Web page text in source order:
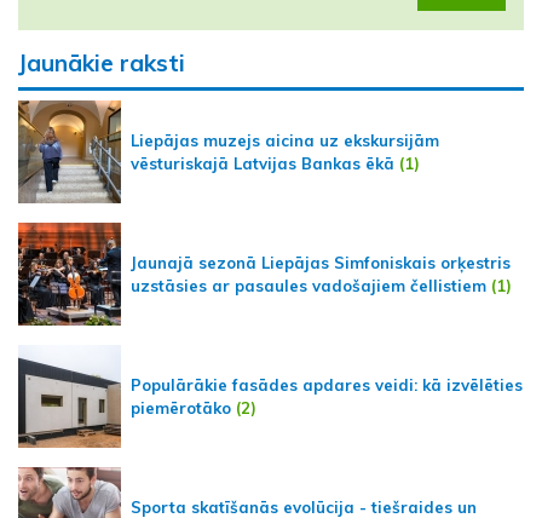
Jaunākie raksti
Liepājas muzejs aicina uz ekskursijām
vēsturiskajā Latvijas Bankas ēkā (1)
Jaunajā sezonā Liepājas Simfoniskais orķestris
uzstāsies ar pasaules vadošajiem čellistiem (1)
Populārākie fasādes apdares veidi: kā izvēlēties
piemērotāko (2)
Sporta skatīšanās evolūcija - tiešraides un